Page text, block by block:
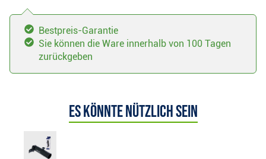
Bestpreis-Garantie
Sie können die Ware innerhalb von 100 Tagen
zurückgeben
Es könnte nützlich sein